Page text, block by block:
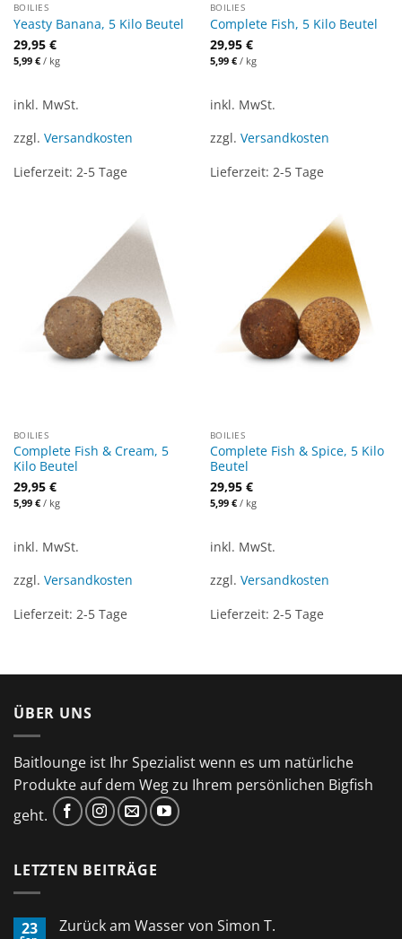
BOILIES
Yeasty Banana, 5 Kilo Beutel
29,95 €
5,99 €/ kg
inkl. MwSt.
zzgl. Versandkosten
Lieferzeit: 2-5 Tage
BOILIES
Complete Fish, 5 Kilo Beutel
29,95 €
5,99 €/ kg
inkl. MwSt.
zzgl. Versandkosten
Lieferzeit: 2-5 Tage
BOILIES
Complete Fish & Cream, 5
Kilo Beutel
29,95 €
5,99 €/ kg
inkl. MwSt.
zzgl. Versandkosten
Lieferzeit: 2-5 Tage
BOILIES
Complete Fish & Spice, 5 Kilo
Beutel
29,95 €
5,99 €/ kg
inkl. MwSt.
zzgl. Versandkosten
Lieferzeit: 2-5 Tage
ÜBER UNS
Baitlounge ist Ihr Spezialist wenn es um natürliche
Produkte auf dem Weg zu Ihrem persönlichen Bigfish
geht.
LETZTEN BEITRÄGE
23 Zurück am Wasser von Simon T.